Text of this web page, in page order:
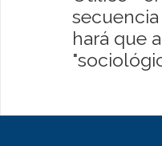
hará que